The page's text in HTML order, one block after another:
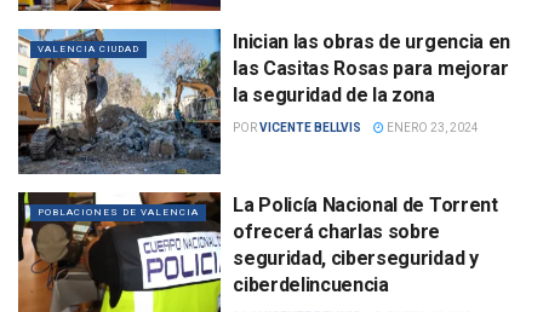
VALENCIA CIUDAD
Inician las obras de urgencia en
las Casitas Rosas para mejorar
la seguridad de la zona
PORVICENTE BELLVIS ENERO 23, 2024
POBLACIONES DE VALENCIA
La Policía Nacional de Torrent
ofrecerá charlas sobre
seguridad, ciberseguridad y
ciberdelincuencia